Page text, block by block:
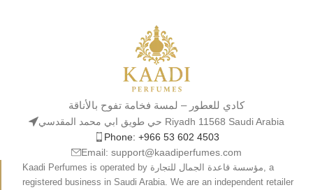
كادي للعطور – لمسة فخامة تفوح بالأناقة
حي طويق ابي محمد المقدسي Riyadh 11568 Saudi Arabia
Phone: +966 53 602 4503
Email: support@kaadiperfumes.com
Kaadi Perfumes is operated by مؤسسة قاعدة الجمال للتجارة, a
registered business in Saudi Arabia. We are an independent retailer